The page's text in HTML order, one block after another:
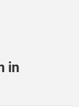
in